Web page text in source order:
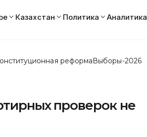
Казахстан Политика Аналитика
реформаВыборы-2026
проверок не